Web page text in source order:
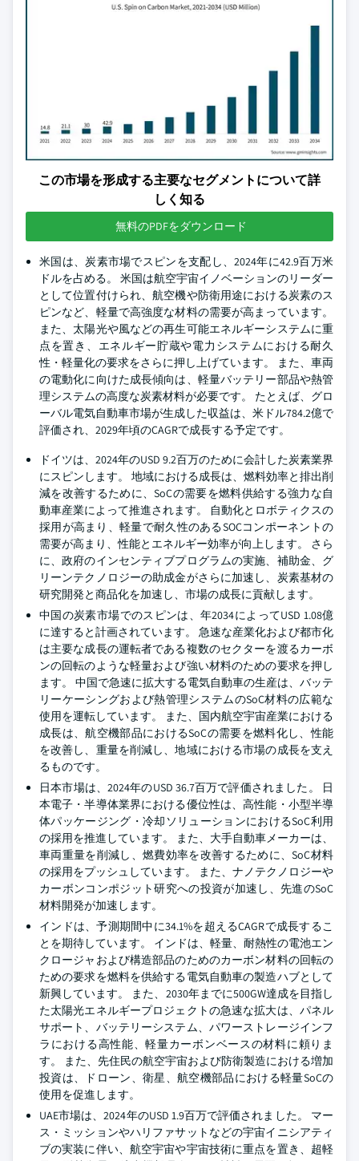
この市場を形成する主要なセグメントについて詳
しく知る
無料のPDFをダウンロード
米国は、炭素市場でスピンを支配し、2024年に42.9百万米
ドルを占める。 米国は航空宇宙イノベーションのリーダー
として位置付けられ、航空機や防衛用途における炭素のス
ピンなど、軽量で高強度な材料の需要が高まっています。
また、太陽光や風などの再生可能エネルギーシステムに重
点を置き、エネルギー貯蔵や電力システムにおける耐久
性・軽量化の要求をさらに押し上げています。 また、車両
の電動化に向けた成長傾向は、軽量バッテリー部品や熱管
理システムの高度な炭素材料が必要です。 たとえば、グロ
ーバル電気自動車市場が生成した収益は、米ドル784.2億で
評価され、2029年頃のCAGRで成長する予定です。
ドイツは、2024年のUSD 9.2百万のために会計した炭素業界
にスピンします。 地域における成長は、燃料効率と排出削
減を改善するために、SoCの需要を燃料供給する強力な自
動車産業によって推進されます。 自動化とロボティクスの
採用が高まり、軽量で耐久性のあるSOCコンポーネントの
需要が高まり、性能とエネルギー効率が向上します。 さら
に、政府のインセンティブプログラムの実施、補助金、グ
リーンテクノロジーの助成金がさらに加速し、炭素基材の
研究開発と商品化を加速し、市場の成長に貢献します。
中国の炭素市場でのスピンは、年2034によってUSD 1.08億
に達すると計画されています。 急速な産業化および都市化
は主要な成長の運転者である複数のセクターを渡るカーボ
ンの回転のような軽量および強い材料のための要求を押し
ます。 中国で急速に拡大する電気自動車の生産は、バッテ
リーケーシングおよび熱管理システムのSoC材料の広範な
使用を運転しています。 また、国内航空宇宙産業における
成長は、航空機部品におけるSoCの需要を燃料化し、性能
を改善し、重量を削減し、地域における市場の成長を支え
るものです。
日本市場は、2024年のUSD 36.7百万で評価されました。 日
本電子・半導体業界における優位性は、高性能・小型半導
体パッケージング・冷却ソリューションにおけるSoC利用
の採用を推進しています。 また、大手自動車メーカーは、
車両重量を削減し、燃費効率を改善するために、SoC材料
の採用をプッシュしています。 また、ナノテクノロジーや
カーボンコンポジット研究への投資が加速し、先進のSoC
材料開発が加速します。
インドは、予測期間中に34.1%を超えるCAGRで成長するこ
とを期待しています。 インドは、軽量、耐熱性の電池エン
クロージャおよび構造部品のためのカーボン材料の回転の
ための要求を燃料を供給する電気自動車の製造ハブとして
新興しています。 また、2030年までに500GW達成を目指し
た太陽光エネルギープロジェクトの急速な拡大は、パネル
サポート、バッテリーシステム、パワーストレージインフ
ラにおける高性能、軽量カーボンベースの材料に頼りま
す。 また、先住民の航空宇宙および防衛製造における増加
投資は、ドローン、衛星、航空機部品における軽量SoCの
使用を促進します。
UAE市場は、2024年のUSD 1.9百万で評価されました。 マー
ス・ミッションやハリファサットなどの宇宙イニシアティ
ブの実装に伴い、航空宇宙や宇宙技術に重点を置き、超軽